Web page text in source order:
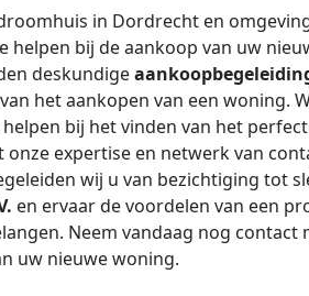
in Dordrecht en
helpen bij de aankoop van uw
deskundige
het aankopen van een woning.
bij het vinden van het
onze expertise en netwerk van
wij u van bezichtiging tot
en ervaar de voordelen van een
Neem vandaag nog contact
uw nieuwe woning.